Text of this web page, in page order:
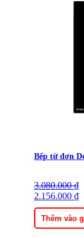
Bếp từ đơn
3.080.000₫
Giá
gốc
là:
3.080.000 ₫.
2.156.000 ₫
Giá
hiện
tại
là:
2.156.000 ₫.
Thêm vào